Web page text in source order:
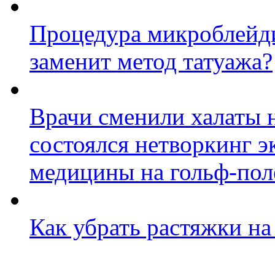
Процедура
заменит метод татуажа?
Врачи сменили халаты
состоялся нетворкинг
медицины на гольф-
Как убрать растяжки на